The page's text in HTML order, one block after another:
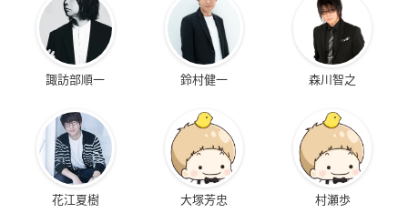
諏訪部順一 鈴村健一 森川智之
花江夏樹 大塚芳忠 村瀬歩